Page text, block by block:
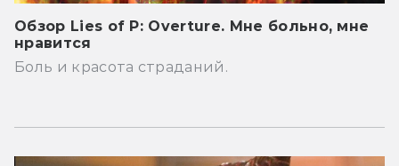
Обзор Lies of P: Overture. Мне больно, мне
нравится
Боль и красота страданий.